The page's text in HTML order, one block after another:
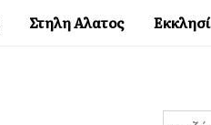
Στηλη Αλατος